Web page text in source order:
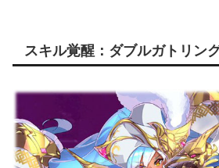
スキル覚醒：ダブルガトリン